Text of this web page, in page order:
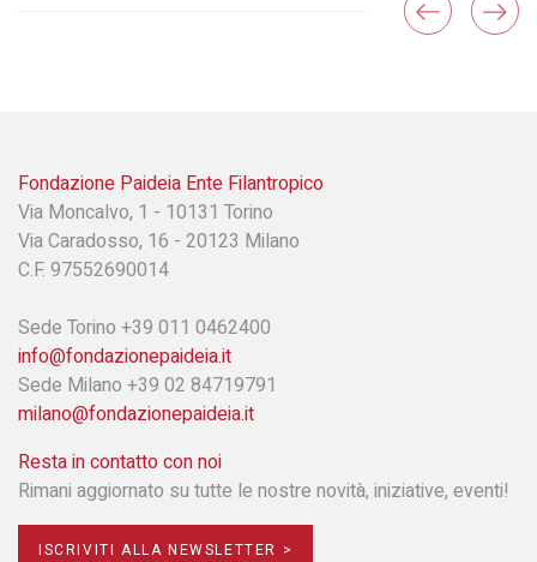
Fondazione Paideia Ente Filantropico
Via Moncalvo, 1 - 10131 Torino
Via Caradosso, 16 - 20123 Milano
C.F. 97552690014
Sede Torino +39 011 0462400
info@fondazionepaideia.it
Sede Milano +39 02 84719791
milano@fondazionepaideia.it
Resta in contatto con noi
Rimani aggiornato su tutte le nostre novità, iniziative, eventi!
ISCRIVITI ALLA NEWSLETTER >